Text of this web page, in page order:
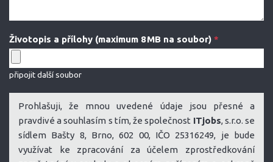
Životopis a přílohy (maximum 8 MB na soubor) *
připojit další soubor
Prohlašuji, že mnou uvedené údaje jsou přesné a
pravdivé a souhlasím s tím, že společnost ITjobs, s.r.o. se
sídlem Bašty 8, Brno, 602 00, IČO 25316249, je bude
využívat ke zpracování za účelem zprostředkování